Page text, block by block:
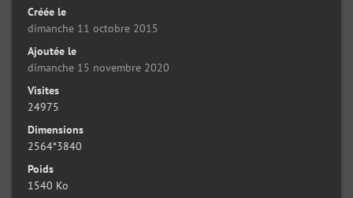
Créée le
dimanche 11 octobre 2015
Ajoutée le
dimanche 15 novembre 2020
Visites
24975
Dimensions
2564*3840
Poids
1540 Ko